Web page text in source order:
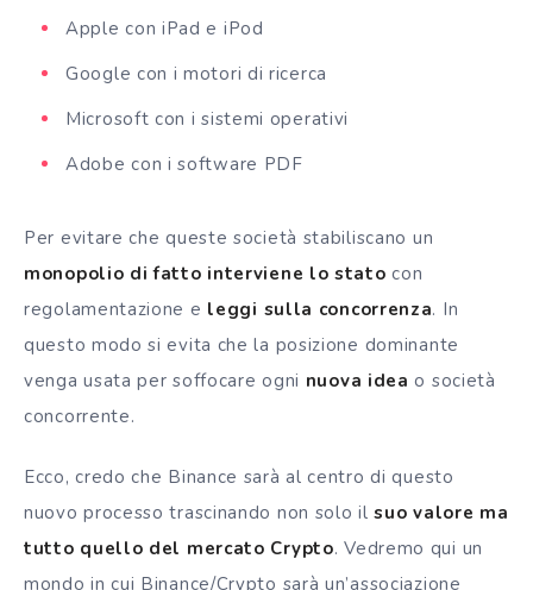
Apple con iPad e iPod
Google con i motori di ricerca
Microsoft con i sistemi operativi
Adobe con i software PDF
Per evitare che queste società stabiliscano un
monopolio di fatto interviene lo stato con
regolamentazione e leggi sulla concorrenza. In
questo modo si evita che la posizione dominante
venga usata per soffocare ogni nuova idea o società
concorrente.
Ecco, credo che Binance sarà al centro di questo
nuovo processo trascinando non solo ilsuo valore ma
tutto quello del mercato Crypto. Vedremo qui un
mondo in cui Binance/Crypto sarà un’associazione